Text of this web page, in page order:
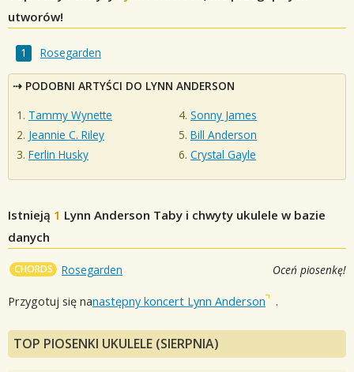
utworów!
Rosegarden
PODOBNI ARTYŚCI DO LYNN ANDERSON
Tammy Wynette
Jeannie C. Riley
Ferlin Husky
Sonny James
Bill Anderson
Crystal Gayle
Istnieją 1 Lynn Anderson Taby i chwyty ukulele w bazie
danych
CHORDS Rosegarden Oceń piosenkę!
Przygotuj się nanastępny koncert Lynn Anderson .
TOP PIOSENKI UKULELE (SIERPNIA)